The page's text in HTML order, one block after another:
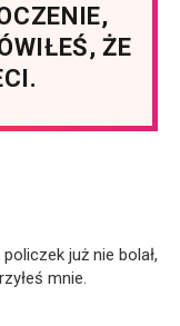
ŻE
już nie bolał,
mnie.